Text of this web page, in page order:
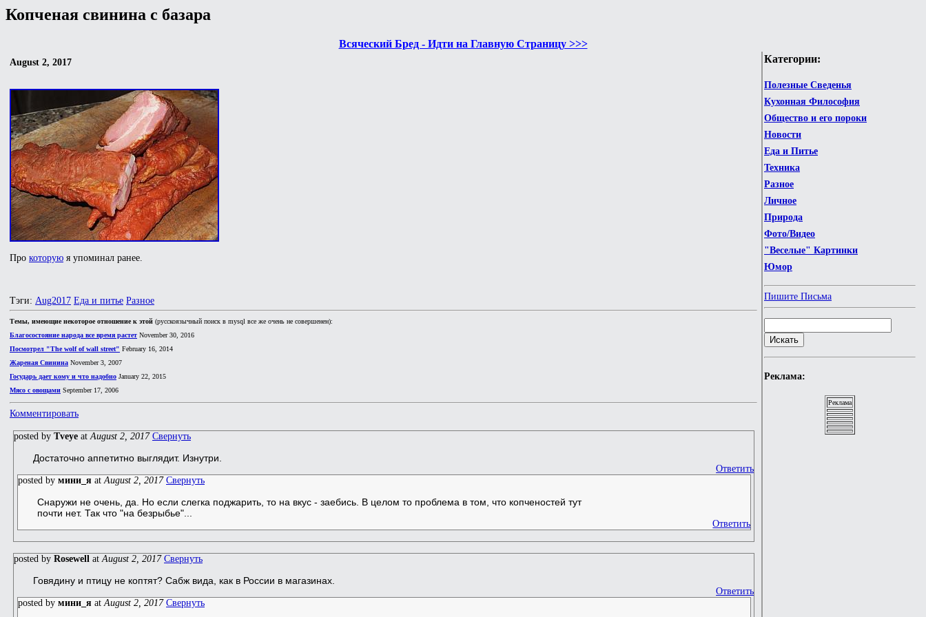
Копченая свинина с базара
Всяческий Бред - Идти на Главную Страницу >>>
Категории:
Полезные Сведенья
Кухонная Философия
Общество и его пороки
Новости
Еда и Питье
Техника
Разное
Личное
Природа
Фото/Видео
"Веселые" Картинки
Юмор
Пишите Письма
Реклама:
Реклама
August 2, 2017
Про которую я упоминал ранее.
Тэги: Aug2017 Еда и питье Разное
Темы, имеющие некоторое отношение к этой (русскоязычный поиск в mysql все же очень не совершенен):
Благосостояние народа все время растет November 30, 2016
Посмотрел "The wolf of wall street" February 16, 2014
Жареная Свинина November 3, 2007
Государь дает кому и что надобно January 22, 2015
Мясо с овощами September 17, 2006
Комментировать
posted by Tveye at August 2, 2017 Свернуть
Достаточно аппетитно выглядит. Изнутри.
Ответить
posted by мини_я at August 2, 2017 Свернуть
Снаружи не очень, да. Но если слегка поджарить, то на вкус - заебись. В целом то проблема в том, что копченостей тут
почти нет. Так что "на безрыбье"...
Ответить
posted by Rosewell at August 2, 2017 Свернуть
Говядину и птицу не коптят? Сабж вида, как в России в магазинах.
Ответить
posted by мини_я at August 2, 2017 Свернуть